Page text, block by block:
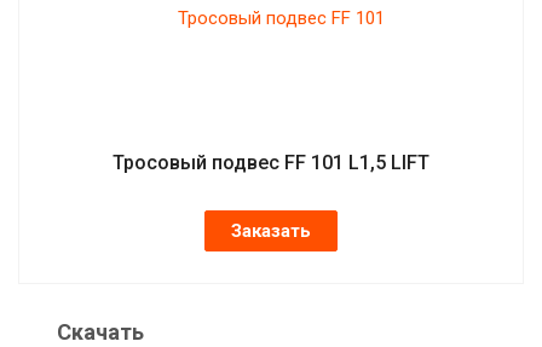
Тросовый подвес FF 101 L1,5 LIFT
Заказать
Скачать